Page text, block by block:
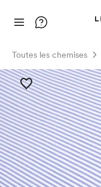
Toutes les chemises